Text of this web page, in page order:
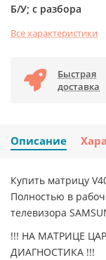
Б/У; с разбора
Все характеристики
Быстрая
доставка
Описание
Купить матрицу
Полностью в
телевизора
!!! НА МАТРИЦЕ
ДИАГНОСТИКА !!!